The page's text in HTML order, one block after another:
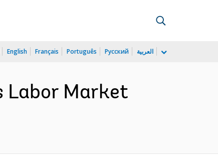
English Français Português Русский العربية
Labor Market